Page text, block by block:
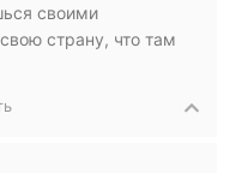
своими
страну, что там